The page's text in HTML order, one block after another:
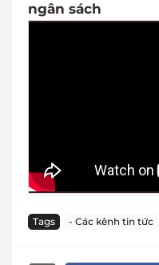
ngân sách
Tags - Các kênh tin tức